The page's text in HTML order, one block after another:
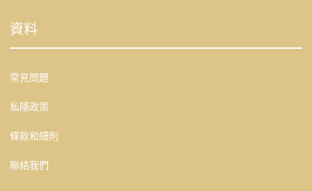
資料
常見問題
私隱政策
條款和細則
聯絡我們